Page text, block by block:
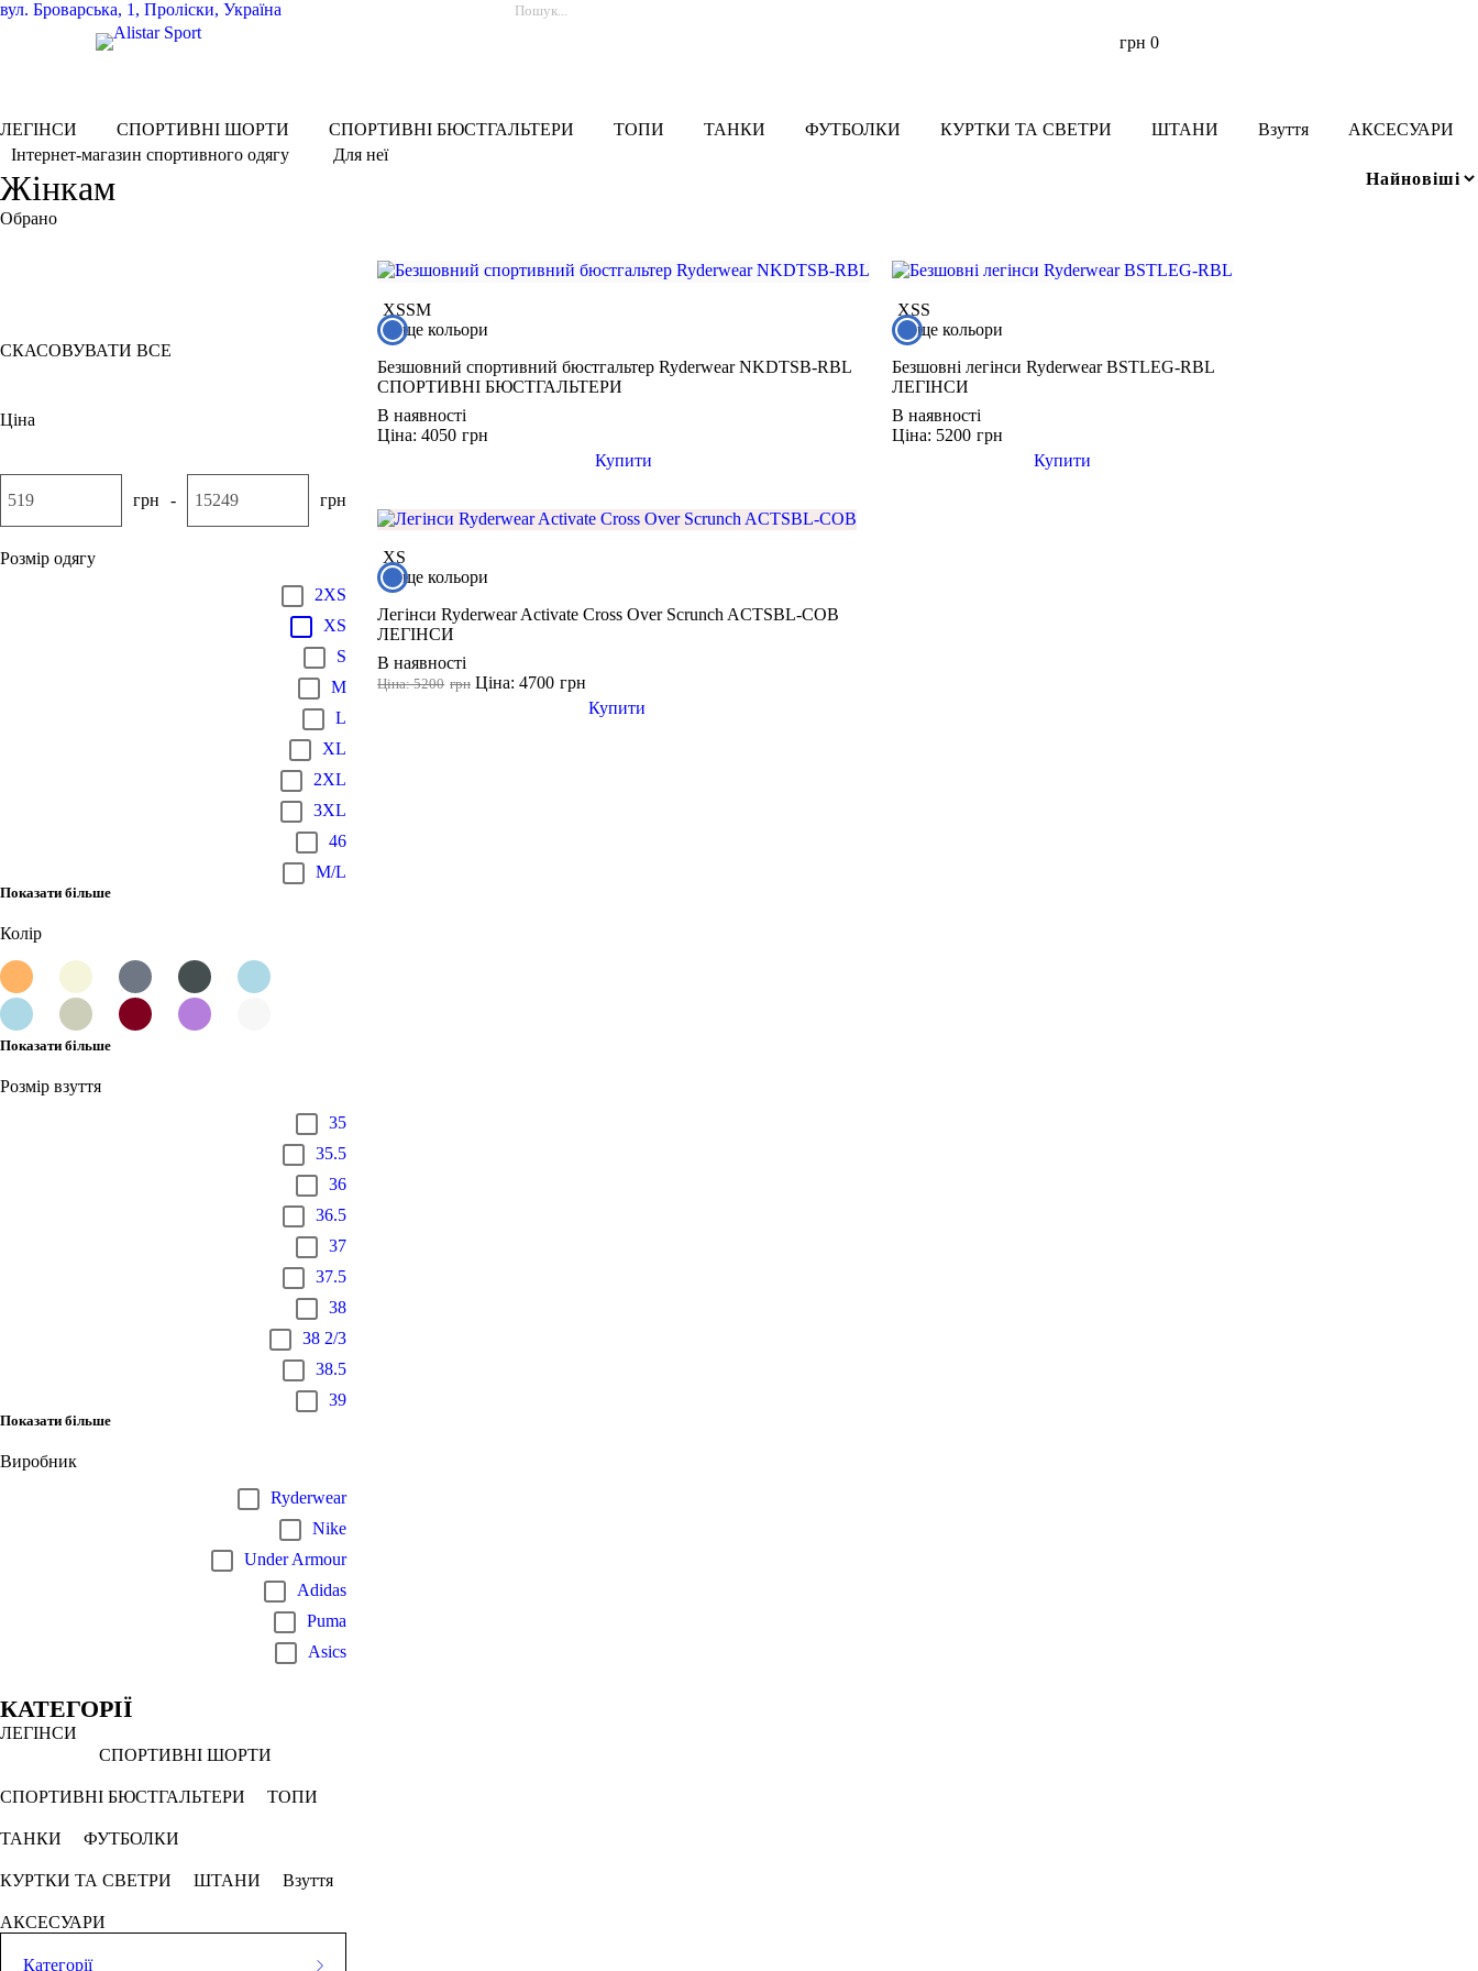
вул. Броварська, 1, Проліски, Україна
грн 0
ЛЕГІНСИ СПОРТИВНІ ШОРТИ СПОРТИВНІ БЮСТГАЛЬТЕРИ ТОПИ ТАНКИ ФУТБОЛКИ КУРТКИ ТА СВЕТРИ ШТАНИ Взуття
АКСЕСУАРИ
Інтернет-магазин спортивного одягу
Для неї
Жінкам
Обрано
СКАСОВУВАТИ ВСЕ
Ціна
грн - грн
Розмір одягу
2XS
XS
S
M
L
XL
2XL
3XL
46
M/L
Показати більше
Колір
Показати більше
Розмір взуття
35
35.5
36
36.5
37
37.5
38
38 2/3
38.5
39
Показати більше
Виробник
Ryderwear
Nike
Under Armour
Adidas
Puma
Asics
КАТЕГОРІЇ
ЛЕГІНСИ
СПОРТИВНІ ШОРТИ
СПОРТИВНІ БЮСТГАЛЬТЕРИ ТОПИ
ТАНКИ ФУТБОЛКИ
КУРТКИ ТА СВЕТРИ ШТАНИ Взуття
АКСЕСУАРИ
Категорії
XSSM
ще кольори
Безшовний спортивний бюстгальтер Ryderwear NKDTSB-RBL
СПОРТИВНІ БЮСТГАЛЬТЕРИ
В наявності
грн
Ціна: 4050
Купити
XSS
ще кольори
Безшовні легінси Ryderwear BSTLEG-RBL
ЛЕГІНСИ
В наявності
грн
Ціна: 5200
Купити
XS
ще кольори
Легінси Ryderwear Activate Cross Over Scrunch ACTSBL-COB
ЛЕГІНСИ
В наявності
грн
Ціна: 5200 грн
Ціна: 4700
Купити